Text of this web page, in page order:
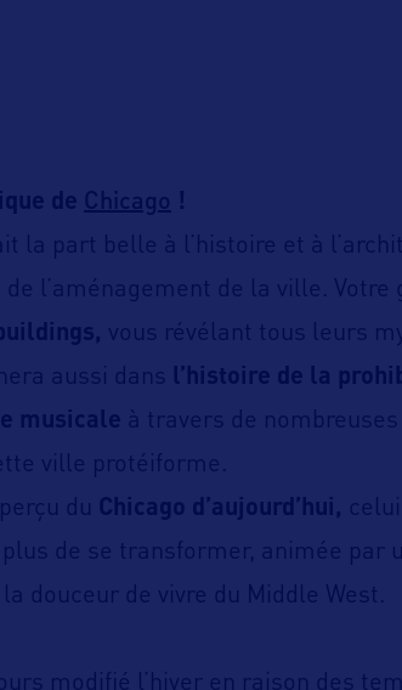
de Chicago !
la part belle à l’histoire et à
l’aménagement de la ville. Votre
vous révélant tous leurs
aussi dans l’histoire de la
musicale à travers de
ville protéiforme.
du Chicago d’aujourd’hui,
de se transformer, animée par
douceur de vivre du Middle West.
modifié l’hiver en raison des